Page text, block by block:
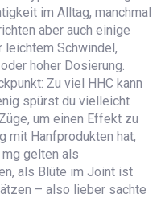
im Alltag, manchmal
aber auch einige
leichtem Schwindel,
hoher Dosierung.
Zu viel HHC kann
spürst du vielleicht
um einen Effekt zu
mit Hanfprodukten hat,
gelten als
als Blüte im Joint ist
– also lieber sachte